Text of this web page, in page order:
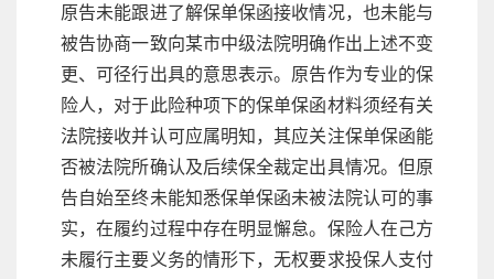
原告未能跟进了解保单保函接收情况，也未能与
被告协商一致向某市中级法院明确作出上述不变
更、可径行出具的意思表示。原告作为专业的保
险人，对于此险种项下的保单保函材料须经有关
法院接收并认可应属明知，其应关注保单保函能
否被法院所确认及后续保全裁定出具情况。但原
告自始至终未能知悉保单保函未被法院认可的事
实，在履约过程中存在明显懈怠。保险人在己方
未履行主要义务的情形下，无权要求投保人支付